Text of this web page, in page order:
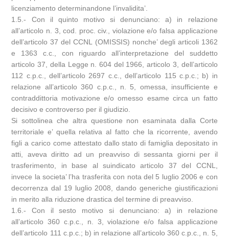
licenziamento determinandone l’invalidita’.
1.5.- Con il quinto motivo si denunciano: a) in relazione
all’articolo n. 3, cod. proc. civ., violazione e/o falsa applicazione
dell’articolo 37 del CCNL (OMISSIS) nonche’ degli articoli 1362
e 1363 c.c., con riguardo all’interpretazione del suddetto
articolo 37, della Legge n. 604 del 1966, articolo 3, dell’articolo
112 c.p.c., dell’articolo 2697 c.c., dell’articolo 115 c.p.c.; b) in
relazione all’articolo 360 c.p.c., n. 5, omessa, insufficiente e
contraddittoria motivazione e/o omesso esame circa un fatto
decisivo e controverso per il giudizio.
Si sottolinea che altra questione non esaminata dalla Corte
territoriale e’ quella relativa al fatto che la ricorrente, avendo
figli a carico come attestato dallo stato di famiglia depositato in
atti, aveva diritto ad un preavviso di sessanta giorni per il
trasferimento, in base al suindicato articolo 37 del CCNL,
invece la societa’ l’ha trasferita con nota del 5 luglio 2006 e con
decorrenza dal 19 luglio 2008, dando generiche giustificazioni
in merito alla riduzione drastica del termine di preavviso.
1.6.- Con il sesto motivo si denunciano: a) in relazione
all’articolo 360 c.p.c., n. 3, violazione e/o falsa applicazione
dell’articolo 111 c.p.c.; b) in relazione all’articolo 360 c.p.c., n. 5,